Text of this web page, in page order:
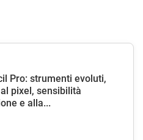
Pro: strumenti evoluti,
pixel, sensibilità
e alla...